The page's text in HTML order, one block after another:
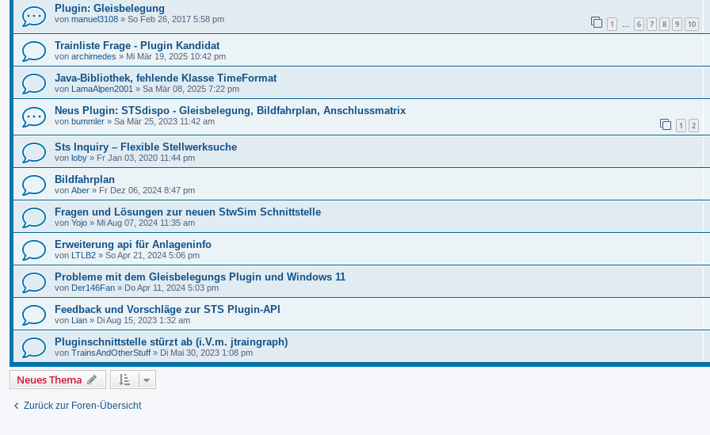
Plugin: Gleisbelegung
von manuel3108 » So Feb 26, 2017 5:58 pm 1 … 6 7 8 9 10
Trainliste Frage - Plugin Kandidat
von archimedes » Mi Mär 19, 2025 10:42 pm
Java-Bibliothek, fehlende Klasse TimeFormat
von LamaAlpen2001 » Sa Mär 08, 2025 7:22 pm
Neus Plugin: STSdispo - Gleisbelegung, Bildfahrplan, Anschlussmatrix
von bummler » Sa Mär 25, 2023 11:42 am 1 2
Sts Inquiry – Flexible Stellwerksuche
von loby » Fr Jan 03, 2020 11:44 pm
Bildfahrplan
von Aber » Fr Dez 06, 2024 8:47 pm
Fragen und Lösungen zur neuen StwSim Schnittstelle
von Yojo » Mi Aug 07, 2024 11:35 am
Erweiterung api für Anlageninfo
von LTLB2 » So Apr 21, 2024 5:06 pm
Probleme mit dem Gleisbelegungs Plugin und Windows 11
von Der146Fan » Do Apr 11, 2024 5:03 pm
Feedback und Vorschläge zur STS Plugin-API
von Lian » Di Aug 15, 2023 1:32 am
Pluginschnittstelle stürzt ab (i.V.m. jtraingraph)
von TrainsAndOtherStuff » Di Mai 30, 2023 1:08 pm
Neues Thema
Zurück zur Foren-Übersicht